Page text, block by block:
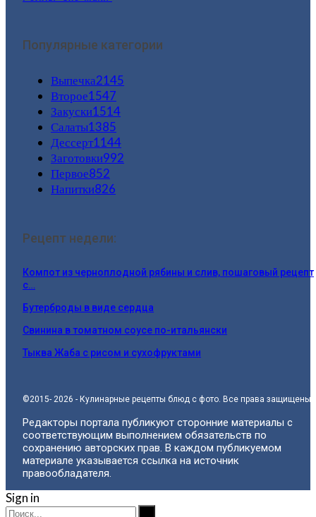
Популярные категории
Выпечка2145
Второе1547
Закуски1514
Салаты1385
Дессерт1144
Заготовки992
Первое852
Напитки826
Рецепт недели:
Компот из черноплодной рябины и слив, пошаговый рецепт
с…
Бутерброды в виде сердца
Свинина в томатном соусе по-итальянски
Тыква Жаба с рисом и сухофруктами
©2015- 2026 - Кулинарные рецепты блюд с фото. Все права защищены.
Редакторы портала публикуют сторонние материалы с
соответствующим выполнением обязательств по
сохранению авторских прав. В каждом публикуемом
материале указывается ссылка на источник
правообладателя.
Sign in